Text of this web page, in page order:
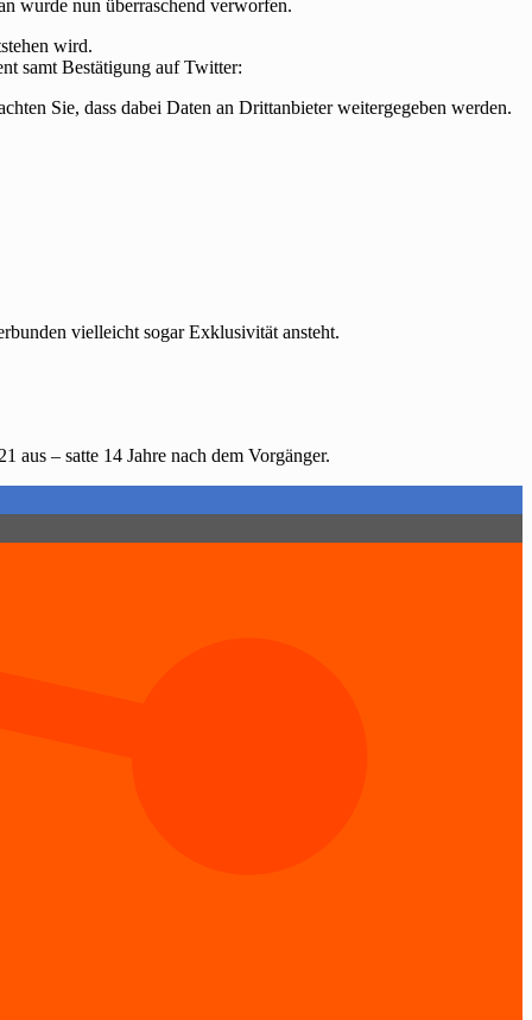
wurde nun überraschend verworfen.
wird.
samt Bestätigung auf Twitter:
Sie, dass dabei Daten an Drittanbieter weitergegeben werden.
vielleicht sogar Exklusivität ansteht.
aus – satte 14 Jahre nach dem Vorgänger.